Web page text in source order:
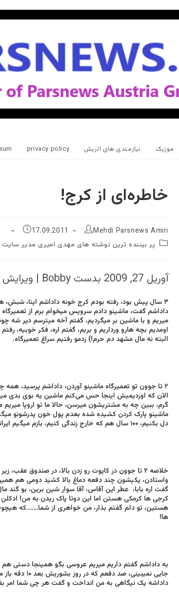
موزیک نیازمندی های اتریش privacy policy
خاطره‌ای از کرج!
نویسندهٔ
نوشته:
Mehdi Parsnews Amiri
نوشته
شده
17.09.2011
پر بیننده ترین نوشته های مهدی امیری مدیر سایت
آوریل 27, 2009 بدست Bobby | ویرایش
داداشم گفت، ماشینو دادم سرویس میخوام برم از
میریم و با ماشین بر میگردیم، گفتم آخه میترسم دیر شه
اومدیم بچه هارو ورداریم و بریم، گفتم اره، فکر خوبیه،
البته نه مال مشهد دم حرم!) زدمو رفتیم سراغ تعمیرگاه.
۲ تا جوون تو تعمیرگاه
ماشینو آوردن، داداشم پرسید،
الان که اوردیمیش اینجا حس می‌کنم ماشین یه بوی بدی
گرم، ببین چه به مشتریشون میرسن، حالا ما تو اروپا
ماشینو پارک کردن کشیده شده بعدم پول خون پدرشونو
دل بکنیم، ۱۰۰ سال هم که خارج زندگی‌ کنیم، بازم میگیم ایرانو عشق است!
خلاصه ۲ تا جوون در کاپوت رو زدن بالا، در صندوق
واستادن، یکیشون چند دفعه دماغ بالا کشید دومی هم
گفت اره بابا، عطر این آقاس، آقا سوار شین برین، بو
هستین، تو دلم گفتم بذار، من خواهری از شما…….که
ها!
به داداشم گفتم داریم میریم عروسی بگو همینجا دستی‌ هم
داداشه یک نیگاهی به من انداخت و گفت هر چی‌ شما امر